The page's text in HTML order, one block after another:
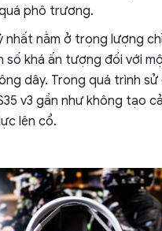
phô trương.
nhất nằm ở trọng lượng
số khá ấn tượng đối với
dây. Trong quá trình sử
v3 gần như không tạo
lên cổ.